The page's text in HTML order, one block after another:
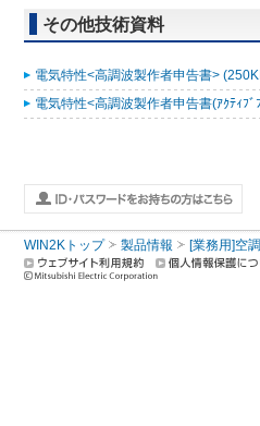
その他技術資料
電気特性<高調波製作者申告書>
電気特性<高調波製作者申告書(ｱｸﾃｨﾌ
WIN2Kトップ 製品情報 [業務用]空